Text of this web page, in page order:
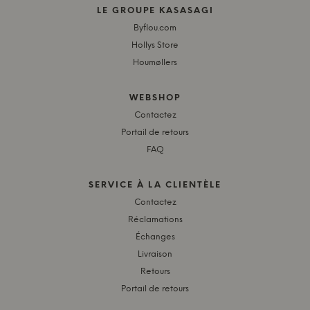
LE GROUPE KASASAGI
Byflou.com
Hollys Store
Houmøllers
WEBSHOP
Contactez
Portail de retours
FAQ
SERVICE À LA CLIENTÈLE
Contactez
Réclamations
Échanges
Livraison
Retours
Portail de retours